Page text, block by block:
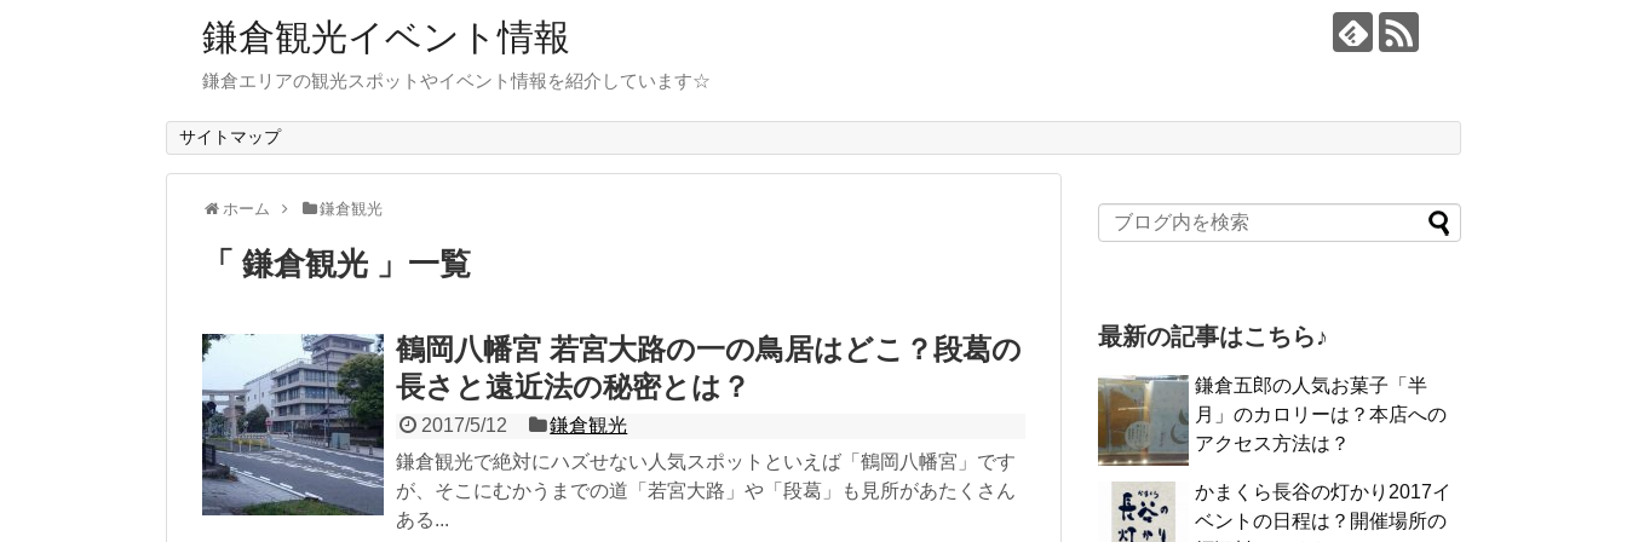
鎌倉観光イベント情報
鎌倉エリアの観光スポットやイベント情報を紹介しています☆
サイトマップ
ホーム 鎌倉観光
「 鎌倉観光 」一覧
鶴岡八幡宮 若宮大路の一の鳥居はどこ？段葛の
長さと遠近法の秘密とは？
2017/5/12
鎌倉観光
鎌倉観光で絶対にハズせない人気スポットといえば「鶴岡八幡宮」です
が、そこにむかうまでの道「若宮大路」や「段葛」も見所があたくさん
ある...
最新の記事はこちら♪
鎌倉五郎の人気お菓子「半
月」のカロリーは？本店への
アクセス方法は？
かまくら長谷の灯かり2017イ
ベントの日程は？開催場所の